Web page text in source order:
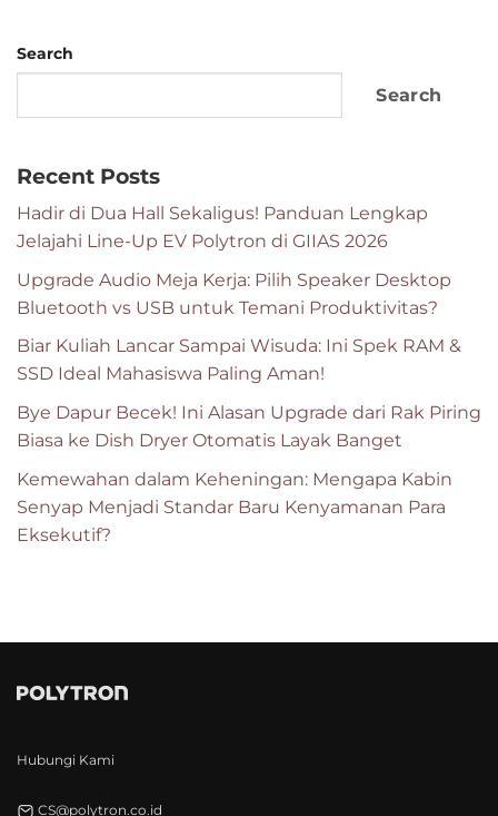
Search
Search
Recent Posts
Hadir di Dua Hall Sekaligus! Panduan Lengkap
Jelajahi Line-Up EV Polytron di GIIAS 2026
Upgrade Audio Meja Kerja: Pilih Speaker Desktop
Bluetooth vs USB untuk Temani Produktivitas?
Biar Kuliah Lancar Sampai Wisuda: Ini Spek RAM &
SSD Ideal Mahasiswa Paling Aman!
Bye Dapur Becek! Ini Alasan Upgrade dari Rak Piring
Biasa ke Dish Dryer Otomatis Layak Banget
Kemewahan dalam Keheningan: Mengapa Kabin
Senyap Menjadi Standar Baru Kenyamanan Para
Eksekutif?
Hubungi Kami
CS@polytron.co.id